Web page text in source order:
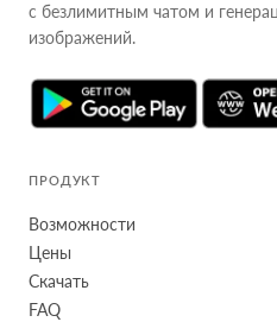
с безлимитным чатом и
изображений.
ПРОДУКТ
Возможности
Цены
Скачать
FAQ